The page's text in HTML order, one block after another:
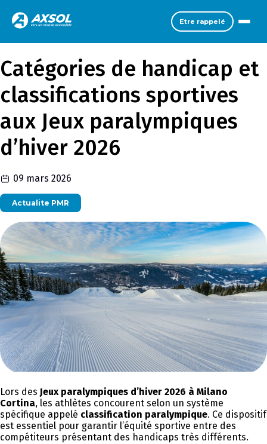
Etre rappelé
Catégories de handicap et
classifications sportives
aux Jeux paralympiques
d’hiver 2026
09 mars 2026
Actualite PMR
Lors des Jeux paralympiques d’hiver 2026 à Milano
Cortina, les athlètes concourent selon un système
spécifique appelé classification paralympique. Ce dispositif
est essentiel pour garantir l’équité sportive entre des
compétiteurs présentant des handicaps très différents.